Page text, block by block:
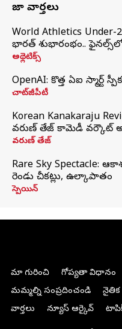
తాజా వార్తలు
World Athletics Under-
భారత్‌ శుభారంభం..
అథ్లెటిక్స్
OpenAI: కొత్త ఏఐ స్మార్ట్
చాట్‌జీపీటీ
Korean Kanakaraju
వరుణ్ తేజ్ కామెడీ వర్కౌట్
వరుణ్ తేజ్
Rare Sky Spectacle:
రెండు చీకట్లు, ఉల్కాపాతం
స్పెయిన్
మా గురించి గోప్యతా విధానం
మమ్మల్ని సంప్రదించండి
నైతిక
వార్తలు
న్యూస్ ఆర్కైవ్